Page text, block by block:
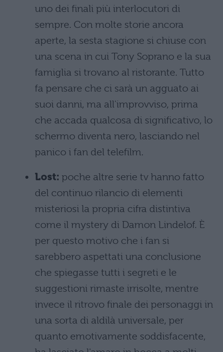
uno dei finali più interlocutori di
sempre. Con molte storie ancora
aperte, la sesta stagione si chiuse con
una scena in cui Tony Soprano e la sua
famiglia si trovano al ristorante. Tutto
fa pensare che ci sarà un agguato ai
suoi danni, ma all'improvviso, prima
che accada qualcosa di significativo, lo
schermo diventa nero, lasciando nel
panico i fan del telefilm.
Lost: poche altre serie tv hanno fatto
del continuo rilancio di elementi
misteriosi la propria cifra distintiva
come il mystery di Damon Lindelof. È
per questo motivo che i fan si
sarebbero aspettati una conclusione
che spiegasse tutti i segreti e le
suggestioni rimaste irrisolte, mentre
invece il ritrovo finale dei personaggi in
una sorta di aldilà universale, per
quanto emotivamente soddisfacente,